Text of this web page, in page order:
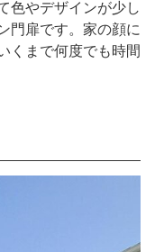
色やデザインが少し
門扉です。家の顔に
くまで何度でも時間